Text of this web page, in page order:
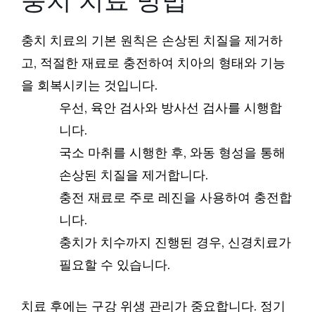
충치 치료의 기본 원칙은 손상된 치질을 제거하
고, 적절한 재료로 충전하여 치아의 형태와 기능
을 회복시키는 것입니다.
우선, 육안 검사와 방사선 검사를 시행합
니다.
국소 마취를 시행한 후, 와동 형성을 통해
손상된 치질을 제거합니다.
충전 재료로 주로 레진을 사용하여 충전합
니다.
충치가 치수까지 진행된 경우, 신경치료가
필요할 수 있습니다.
치료 후에는 구강 위생 관리가 중요합니다. 정기